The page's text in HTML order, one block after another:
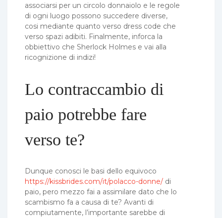
associarsi per un circolo donnaiolo e le regole
di ogni luogo possono succedere diverse,
cosi mediante quanto verso dress code che
verso spazi adibiti. Finalmente, inforca la
obbiettivo che Sherlock Holmes e vai alla
ricognizione di indizi!
Lo contraccambio di
paio potrebbe fare
verso te?
Dunque conosci le basi dello equivoco
https://kissbrides.com/it/polacco-donne/ di
paio, pero mezzo fai a assimilare dato che lo
scambismo fa a causa di te? Avanti di
compiutamente, l’importante sarebbe di